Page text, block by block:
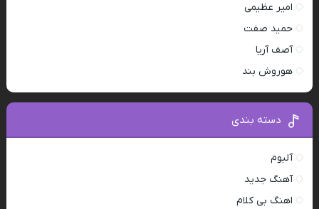
امیر عظیمی
حمید صفت
آصف آریا
هوروش بند
دسته بندی
آلبوم
آهنگ جدید
اهنگ بی کلام